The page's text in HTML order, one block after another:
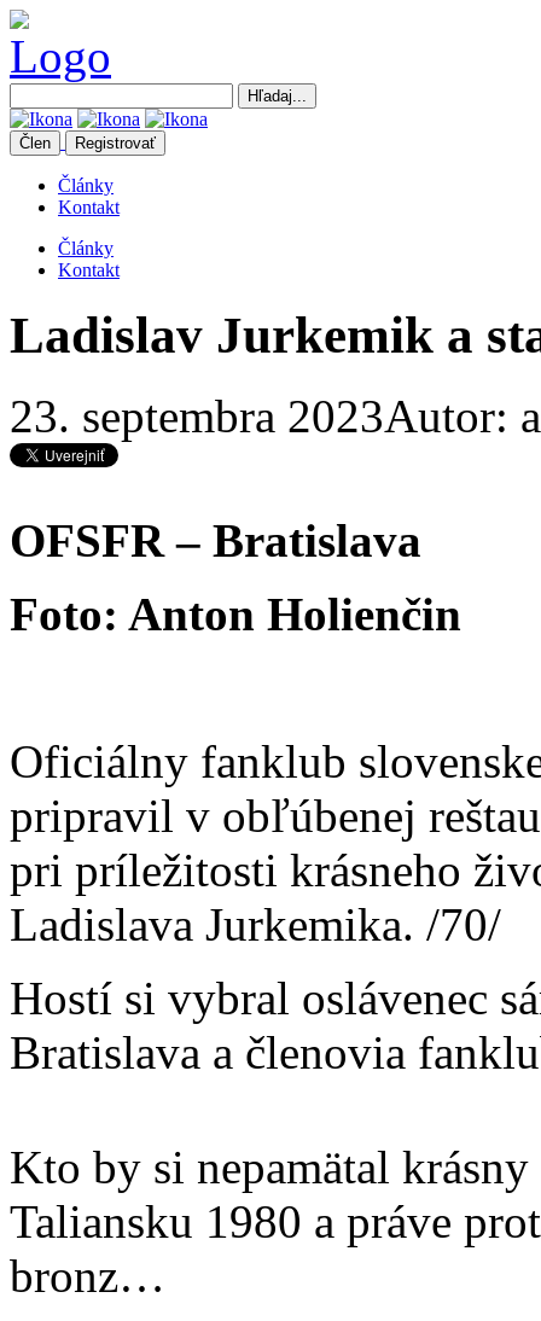
Člen Registrovať
Články
Kontakt
Články
Kontakt
Ladislav Jurkemik a
23. septembra 2023Autor:
OFSFR – Bratislava
Foto: Anton Holienčin
Oficiálny fanklub
pripravil v obľúbenej
pri príležitosti krásneho
Ladislava Jurkemika. /70/
Hostí si vybral oslávenec
Bratislava a členovia
Kto by si nepamätal
Taliansku 1980 a práve
bronz…